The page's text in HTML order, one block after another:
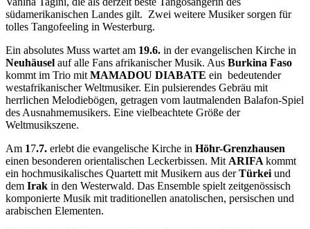
südamerikanischen Landes gilt. Zwei weitere Musiker sorgen für
tolles Tangofeeling in Westerburg.
Ein absolutes Muss wartet am 19.6. in der evangelischen Kirche in
Neuhäusel auf alle Fans afrikanischer Musik. Aus Burkina Faso
kommt im Trio mit MAMADOU DIABATE ein bedeutender
westafrikanischer Weltmusiker. Ein pulsierendes Gebräu mit
herrlichen Melodiebögen, getragen vom lautmalenden Balafon-Spiel
des Ausnahmemusikers. Eine vielbeachtete Größe der
Weltmusikszene.
Am 17.7. erlebt die evangelische Kirche in Höhr-Grenzhausen
einen besonderen orientalischen Leckerbissen. Mit ARIFA kommt
ein hochmusikalisches Quartett mit Musikern aus derTürkei und
dem Irak in den Westerwald. Das Ensemble spielt zeitgenössisch
komponierte Musik mit traditionellen anatolischen, persischen und
arabischen Elementen.